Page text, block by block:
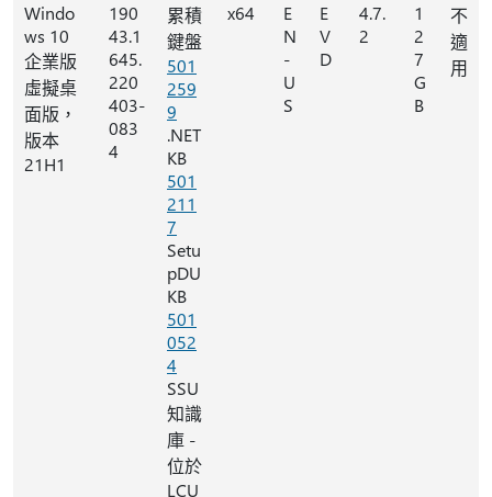
Windo
ws 10
企業版
虛擬桌
面版，
版本
21H1
190
43.1
645.
220
403-
083
4
累積
鍵盤
501
259
9
.NET
KB
501
211
7
Setu
pDU
KB
501
052
4
SSU
知識
庫 -
位於
LCU
x64
E
N
-
U
S
E
V
D
4.7.
2
1
2
7
G
B
不
適
用